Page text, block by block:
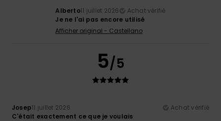
Alberto11 juillet 2026
Achat vérifié
Je ne l'ai pas encore utilisé
Afficher original - Castellano
5/5
Josep11 juillet 2026
Achat vérifié
C'était exactement ce que je voulais